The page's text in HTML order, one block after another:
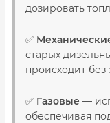
дозировать
✅
старых
происходит без
✅ Газовые —
обеспечивая